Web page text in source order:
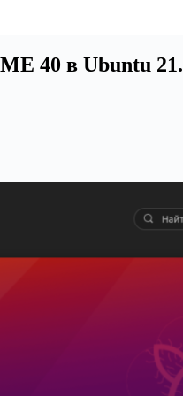
40 в Ubuntu